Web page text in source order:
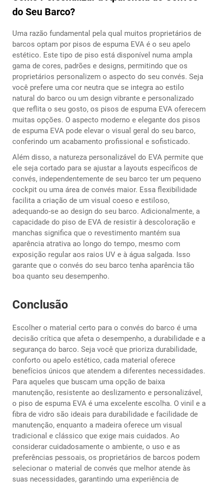
do Seu Barco?
Uma razão fundamental pela qual muitos proprietários de
barcos optam por pisos de espuma EVA é o seu apelo
estético. Este tipo de piso está disponível numa ampla
gama de cores, padrões e designs, permitindo que os
proprietários personalizem o aspecto do seu convés. Seja
você prefere uma cor neutra que se integra ao estilo
natural do barco ou um design vibrante e personalizado
que reflita o seu gosto, os pisos de espuma EVA oferecem
muitas opções. O aspecto moderno e elegante dos pisos
de espuma EVA pode elevar o visual geral do seu barco,
conferindo um acabamento profissional e sofisticado.
Além disso, a natureza personalizável do EVA permite que
ele seja cortado para se ajustar a layouts específicos de
convés, independentemente de seu barco ter um pequeno
cockpit ou uma área de convés maior. Essa flexibilidade
facilita a criação de um visual coeso e estiloso,
adequando-se ao design do seu barco. Adicionalmente, a
capacidade do piso de EVA de resistir à descoloração e
manchas significa que o revestimento mantém sua
aparência atrativa ao longo do tempo, mesmo com
exposição regular aos raios UV e à água salgada. Isso
garante que o convés do seu barco tenha aparência tão
boa quanto seu desempenho.
Conclusão
Escolher o material certo para o convés do barco é uma
decisão crítica que afeta o desempenho, a durabilidade e a
segurança do barco. Seja você que prioriza durabilidade,
conforto ou apelo estético, cada material oferece
benefícios únicos que atendem a diferentes necessidades.
Para aqueles que buscam uma opção de baixa
manutenção, resistente ao deslizamento e personalizável,
o piso de espuma EVA é uma excelente escolha. O vinil e a
fibra de vidro são ideais para durabilidade e facilidade de
manutenção, enquanto a madeira oferece um visual
tradicional e clássico que exige mais cuidados. Ao
considerar cuidadosamente o ambiente, o uso e as
preferências pessoais, os proprietários de barcos podem
selecionar o material de convés que melhor atende às
suas necessidades, garantindo uma experiência de